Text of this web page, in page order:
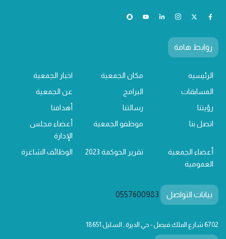
روابط هامة
الرئيسيه مكان الجمعية
اخبار الجمعية
المسابقات
البرامج
عن الجمعية
رؤيتنا
رسالتنا
أهدافنا
اتصل بنا
موظفو الجمعية
أعضاء مجلس
الإدارة
أعضاء الجمعية
العمومية
تقرير الحوكمة 2023 الوظائف الشاغرة
بيانات التواصل 0557600983
6702 شارع الملك فيصل - حي الديرة , السليل 18651